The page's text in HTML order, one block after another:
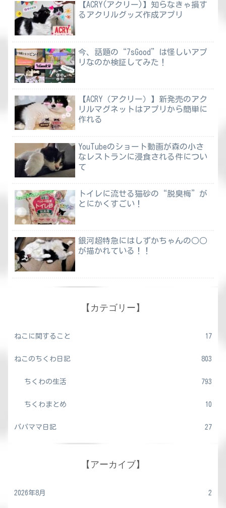
【ACRY(アクリー)】知らなきゃ損す
るアクリルグッズ作成アプリ
今、話題の“7sGood”は怪しいアプ
リなのか検証してみた！
【ACRY（アクリー）】新発売のアク
リルマグネットはアプリから簡単に
作れる
YouTubeのショート動画が森の小さ
なレストランに浸食される件につい
て
トイレに流せる猫砂の“脱臭梅”が
とにかくすごい！
銀河超特急にはしずかちゃんの○○
が描かれている！！
【カテゴリー】
ねこに関すること 17
ねこのちくわ日記 803
ちくわの生活 793
ちくわまとめ 10
パパママ日記 27
【アーカイブ】
2026年8月 2